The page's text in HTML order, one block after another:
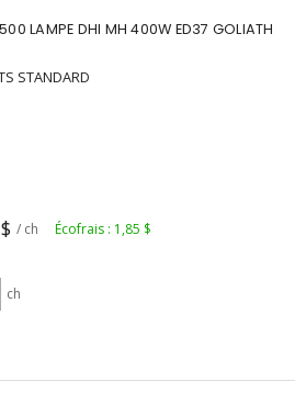
LAMPE DHI MH 400W ED37 GOLIATH
STANDARD
/ ch Écofrais : 1,85 $
ch